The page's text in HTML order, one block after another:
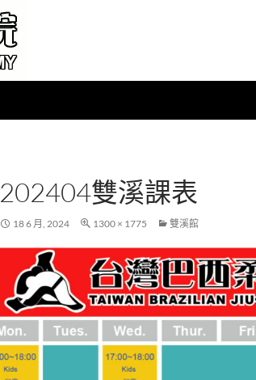
202404雙溪課表
18 6 月, 2024 1300 × 1775 雙溪館